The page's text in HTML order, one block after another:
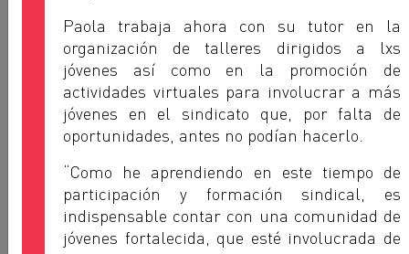
Yao Kouakou Obin
Paola trabaja ahora con su tutor en la
organización de talleres dirigidos a lxs
jóvenes así como en la promoción de
actividades virtuales para involucrar a más
jóvenes en el sindicato que, por falta de
oportunidades, antes no podían hacerlo.
“Como he aprendiendo en este tiempo de
participación y formación sindical, es
indispensable contar con una comunidad de
jóvenes fortalecida, que esté involucrada de